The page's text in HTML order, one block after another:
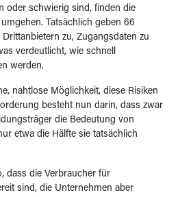
oder schwierig sind, finden die
Tatsächlich geben 66
zu, Zugangsdaten zu
verdeutlicht, wie schnell
werden.
nahtlose Möglichkeit, diese Risiken
besteht nun darin, dass zwar
die Bedeutung von
etwa die Hälfte sie tatsächlich
dass die Verbraucher für
sind, die Unternehmen aber